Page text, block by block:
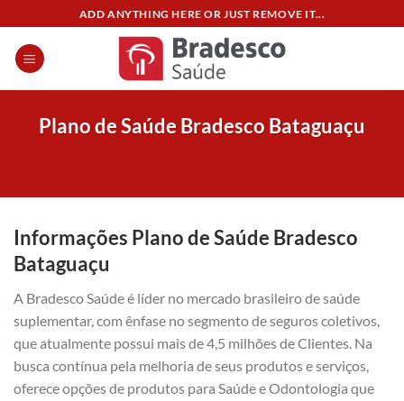
content
ADD ANYTHING HERE OR JUST REMOVE IT...
Plano de Saúde Bradesco Bataguaçu
Informações Plano de Saúde Bradesco
Bataguaçu
A Bradesco Saúde é líder no mercado brasileiro de saúde
suplementar, com ênfase no segmento de seguros coletivos,
que atualmente possui mais de 4,5 milhões de Clientes. Na
busca contínua pela melhoria de seus produtos e serviços,
oferece opções de produtos para Saúde e Odontologia que